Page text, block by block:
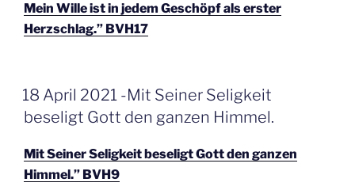
Mein Wille ist in jedem Geschöpf als erster
Herzschlag.” BVH17
GEPLAATST
OP
18 April 2021 -Mit Seiner Seligkeit
beseligt Gott den ganzen Himmel.
Mit Seiner Seligkeit beseligt Gott den ganzen
Himmel.” BVH9